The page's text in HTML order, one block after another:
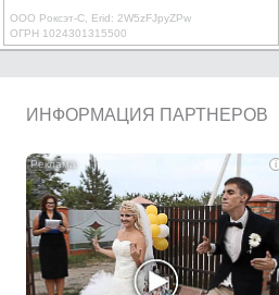
ООО Роксэт-С, Erid: 2W5zFJpyZPw
ОГРН 1024301315500
ИНФОРМАЦИЯ ПАРТНЕРОВ
i